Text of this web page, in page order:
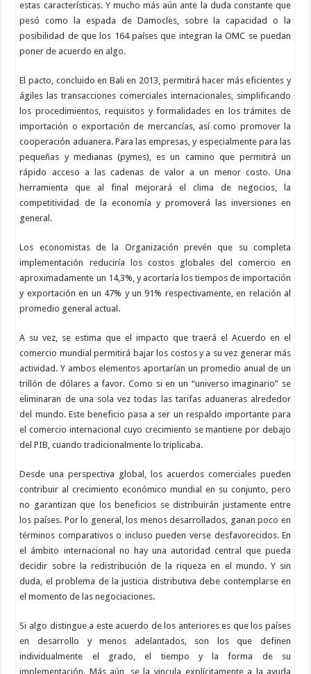
estas características. Y mucho más aún ante la duda constante que
pesó como la espada de Damocles, sobre la capacidad o la
posibilidad de que los 164 países que integran la OMC se puedan
poner de acuerdo en algo.
El pacto, concluido en Bali en 2013, permitirá hacer más eficientes y
ágiles las transacciones comerciales internacionales, simplificando
los procedimientos, requisitos y formalidades en los trámites de
importación o exportación de mercancías, así como promover la
cooperación aduanera. Para las empresas, y especialmente para las
pequeñas y medianas (pymes), es un camino que permitirá un
rápido acceso a las cadenas de valor a un menor costo. Una
herramienta que al final mejorará el clima de negocios, la
competitividad de la economía y promoverá las inversiones en
general.
Los economistas de la Organización prevén que su completa
implementación reduciría los costos globales del comercio en
aproximadamente un 14,3%, y acortaría los tiempos de importación
y exportación en un 47% y un 91% respectivamente, en relación al
promedio general actual.
A su vez, se estima que el impacto que traerá el Acuerdo en el
comercio mundial permitirá bajar los costos y a su vez generar más
actividad. Y ambos elementos aportarían un promedio anual de un
trillón de dólares a favor. Como si en un “universo imaginario” se
eliminaran de una sola vez todas las tarifas aduaneras alrededor
del mundo. Este beneficio pasa a ser un respaldo importante para
el comercio internacional cuyo crecimiento se mantiene por debajo
del PIB, cuando tradicionalmente lo triplicaba.
Desde una perspectiva global, los acuerdos comerciales pueden
contribuir al crecimiento económico mundial en su conjunto, pero
no garantizan que los beneficios se distribuirán justamente entre
los países. Por lo general, los menos desarrollados, ganan poco en
términos comparativos o incluso pueden verse desfavorecidos. En
el ámbito internacional no hay una autoridad central que pueda
decidir sobre la redistribución de la riqueza en el mundo. Y sin
duda, el problema de la justicia distributiva debe contemplarse en
el momento de las negociaciones.
Si algo distingue a este acuerdo de los anteriores es que los países
en desarrollo y menos adelantados, son los que definen
individualmente el grado, el tiempo y la forma de su
implementación. Más aún, se la vincula explícitamente a la ayuda